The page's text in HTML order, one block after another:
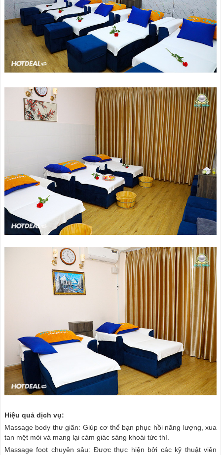
Hiệu quả dịch vụ:
Massage body thư giãn: Giúp cơ thể bạn phục hồi năng lượng, xua
tan mệt mỏi và mang lại cảm giác sảng khoái tức thì.
Massage foot chuyên sâu: Được thực hiện bởi các kỹ thuật viên